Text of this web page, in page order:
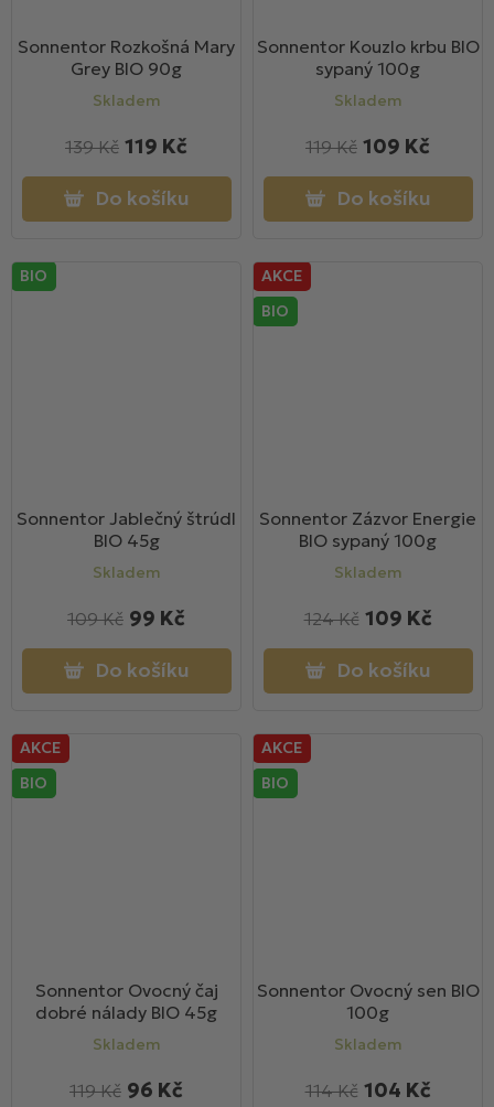
Sonnentor Rozkošná Mary
Grey BIO 90g
Skladem
119 Kč
139 Kč
Do košíku
Sonnentor Kouzlo krbu BIO
sypaný 100g
Skladem
109 Kč
119 Kč
Do košíku
BIO
Sonnentor Jablečný štrúdl
BIO 45g
Skladem
99 Kč
109 Kč
Do košíku
AKCE
BIO
Sonnentor Zázvor Energie
BIO sypaný 100g
Skladem
109 Kč
124 Kč
Do košíku
AKCE
BIO
Sonnentor Ovocný čaj
dobré nálady BIO 45g
Skladem
96 Kč
119 Kč
AKCE
BIO
Sonnentor Ovocný sen BIO
100g
Skladem
104 Kč
114 Kč